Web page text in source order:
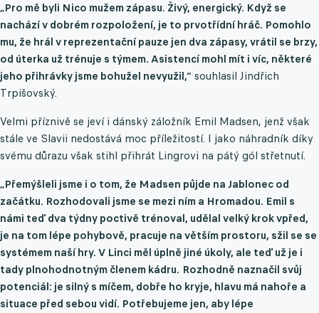
„Pro mě byli Nico mužem zápasu. Živý, energický. Když se
nachází v dobrém rozpoložení, je to prvotřídní hráč. Pomohlo
mu, že hrál v reprezentační pauze jen dva zápasy, vrátil se brzy,
od úterka už trénuje s týmem. Asistencí mohl mít i víc, některé
jeho přihrávky jsme bohužel nevyužil,“ souhlasil Jindřich
Trpišovský.
Velmi příznivě se jeví i dánský záložník Emil Madsen, jenž však
stále ve Slavii nedostává moc příležitostí. I jako náhradník díky
svému důrazu však stihl přihrát Lingrovi na pátý gól střetnutí.
„Přemýšleli jsme i o tom, že Madsen půjde na Jablonec od
začátku. Rozhodovali jsme se mezi ním a Hromadou. Emil s
námi teď dva týdny poctivě trénoval, udělal velký krok vpřed,
je na tom lépe pohybově, pracuje na větším prostoru, sžil se se
systémem naší hry. V Linci měl úplně jiné úkoly, ale teď už je i
tady plnohodnotným členem kádru. Rozhodně naznačil svůj
potenciál: je silný s míčem, dobře ho kryje, hlavu má nahoře a
situace před sebou vidí. Potřebujeme jen, aby lépe